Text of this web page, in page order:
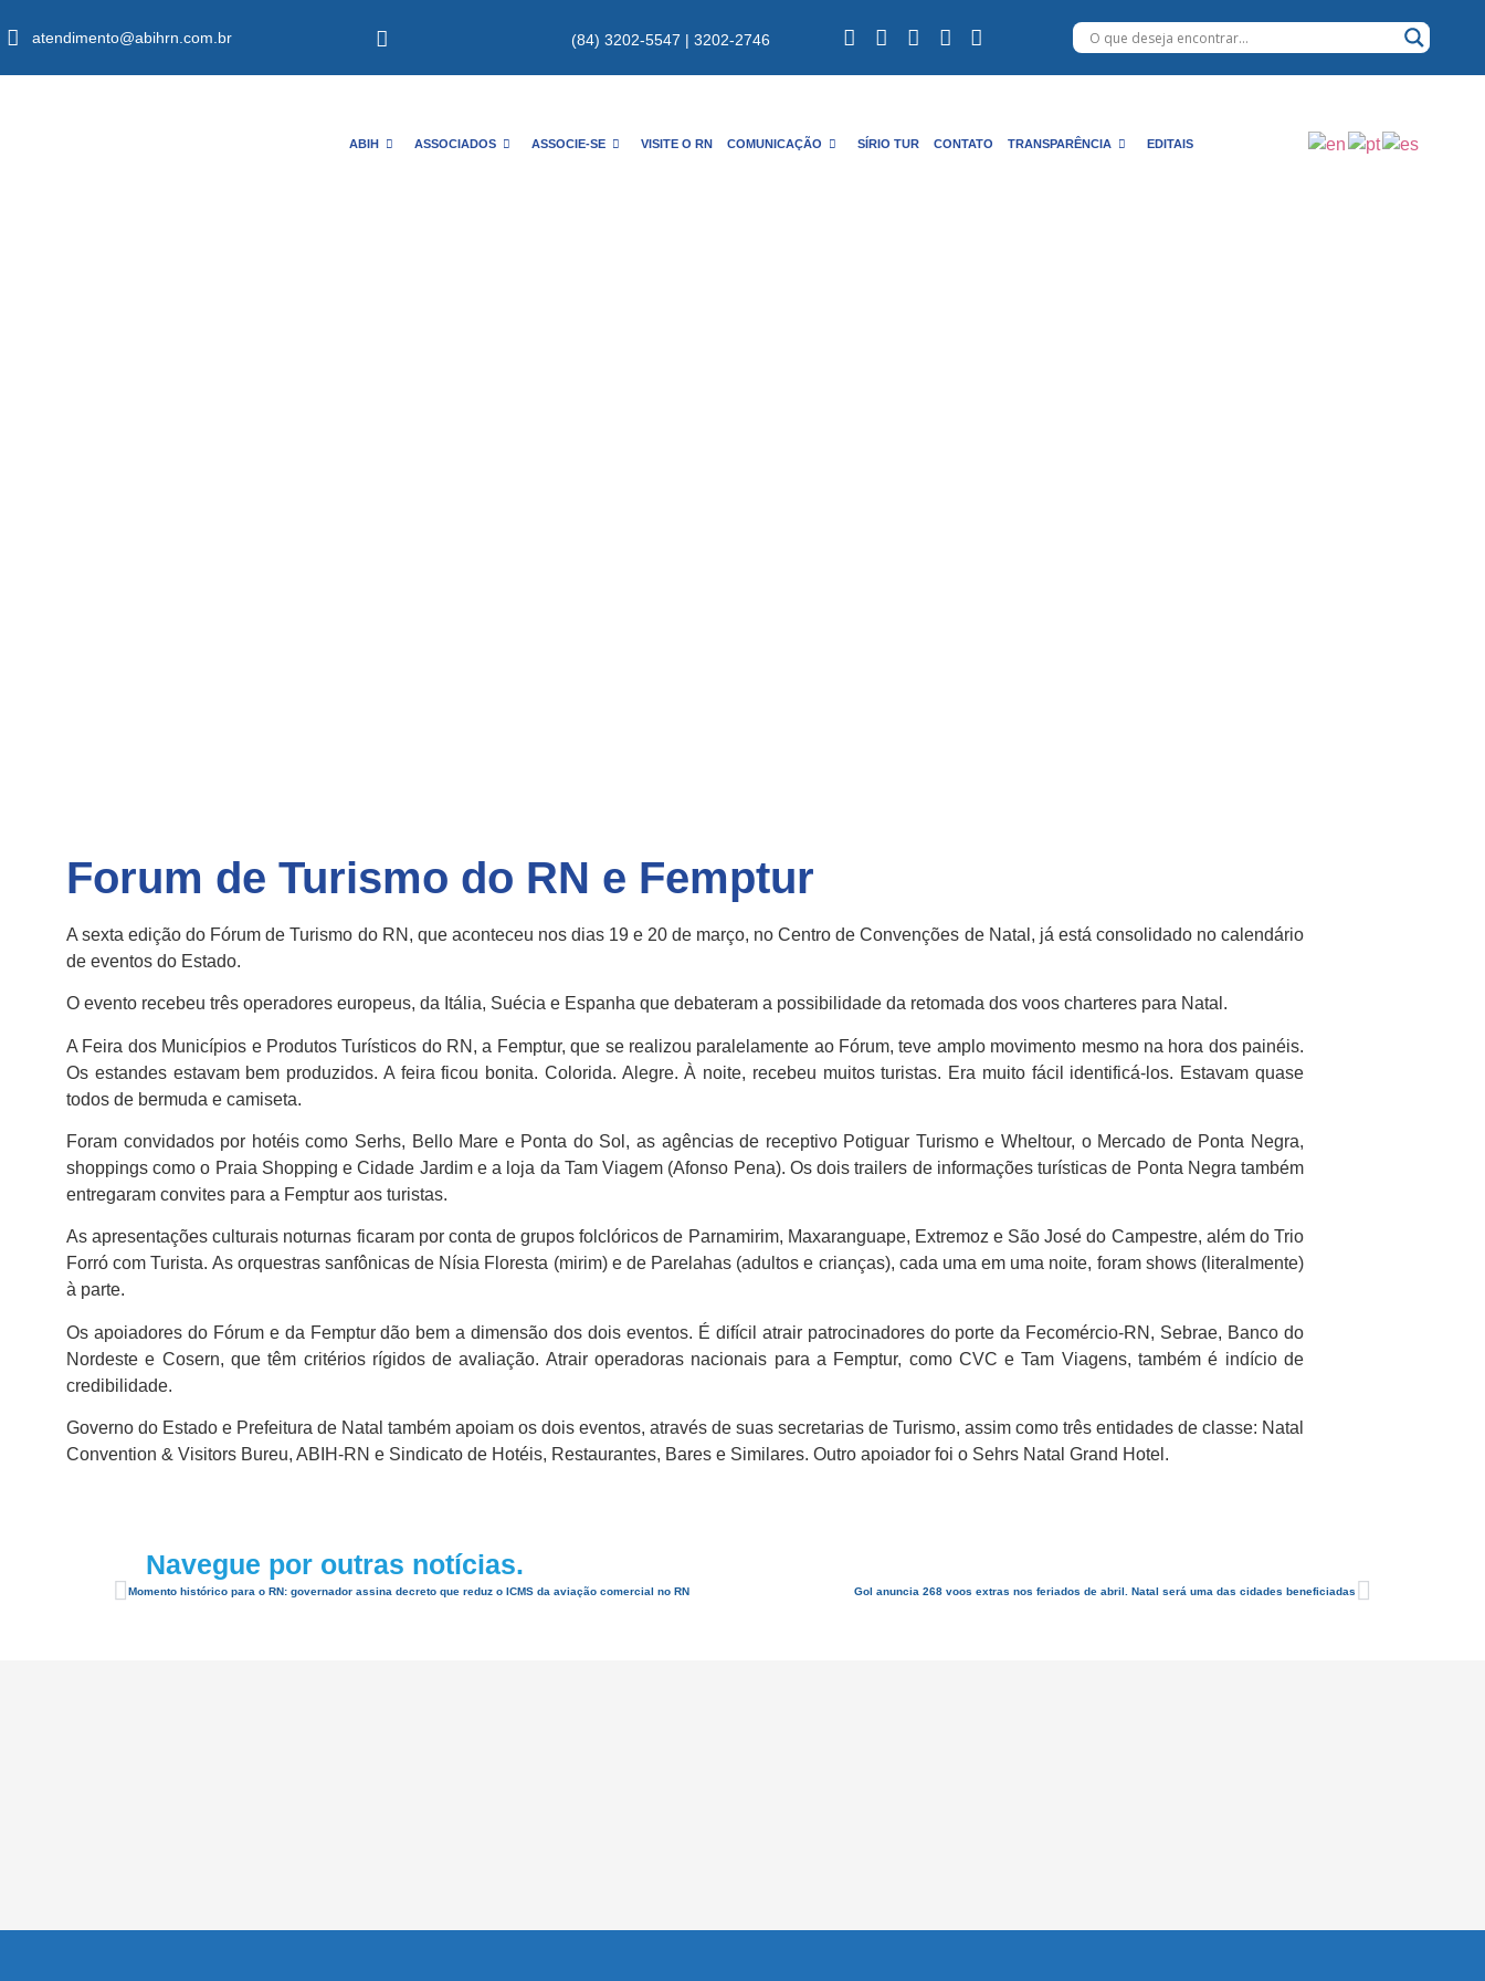
atendimento@abihrn.com.br (84) 3202-5547 | 3202-2746
ABIH ASSOCIADOS ASSOCIE-SE VISITE O RN COMUNICAÇÃO SÍRIO TUR CONTATO TRANSPARÊNCIA EDITAIS
Forum de Turismo do RN e Femptur
A sexta edição do Fórum de Turismo do RN, que aconteceu nos dias 19 e 20 de março, no Centro de Convenções de Natal, já está consolidado no calendário
de eventos do Estado.
O evento recebeu três operadores europeus, da Itália, Suécia e Espanha que debateram a possibilidade da retomada dos voos charteres para Natal.
A Feira dos Municípios e Produtos Turísticos do RN, a Femptur, que se realizou paralelamente ao Fórum, teve amplo movimento mesmo na hora dos painéis.
Os estandes estavam bem produzidos. A feira ficou bonita. Colorida. Alegre. À noite, recebeu muitos turistas. Era muito fácil identificá-los. Estavam quase
todos de bermuda e camiseta.
Foram convidados por hotéis como Serhs, Bello Mare e Ponta do Sol, as agências de receptivo Potiguar Turismo e Wheltour, o Mercado de Ponta Negra,
shoppings como o Praia Shopping e Cidade Jardim e a loja da Tam Viagem (Afonso Pena). Os dois trailers de informações turísticas de Ponta Negra também
entregaram convites para a Femptur aos turistas.
As apresentações culturais noturnas ficaram por conta de grupos folclóricos de Parnamirim, Maxaranguape, Extremoz e São José do Campestre, além do Trio
Forró com Turista. As orquestras sanfônicas de Nísia Floresta (mirim) e de Parelahas (adultos e crianças), cada uma em uma noite, foram shows (literalmente)
à parte.
Os apoiadores do Fórum e da Femptur dão bem a dimensão dos dois eventos. É difícil atrair patrocinadores do porte da Fecomércio-RN, Sebrae, Banco do
Nordeste e Cosern, que têm critérios rígidos de avaliação. Atrair operadoras nacionais para a Femptur, como CVC e Tam Viagens, também é indício de
credibilidade.
Governo do Estado e Prefeitura de Natal também apoiam os dois eventos, através de suas secretarias de Turismo, assim como três entidades de classe: Natal
Convention & Visitors Bureu, ABIH-RN e Sindicato de Hotéis, Restaurantes, Bares e Similares. Outro apoiador foi o Sehrs Natal Grand Hotel.
Navegue por outras notícias.
Momento histórico para o RN: governador assina decreto que reduz o ICMS da aviação comercial no RN Gol anuncia 268 voos extras nos feriados de abril. Natal será uma das cidades beneficiadas